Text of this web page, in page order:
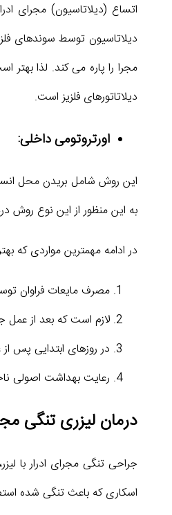
اتساع (دیلاتاسیون) مجرای
دیلاتاسیون توسط سوندهای
مجرا را پاره می کند. لذا بهتر
دیلاتاتورهای فلزیز است.
اورتروتومی داخلی:
این روش شامل بریدن محل
به این منظور از این نوع روش
در ادامه مهمترین مواردی که
مصرف مایعات فراوان
لازم است که بعد از عمل
در روزهای ابتدایی پس
رعایت بهداشت اصولی
درمان لیزری تنگی
جراحی تنگی مجرای ادرار با
اسکاری که باعث تنگی شده